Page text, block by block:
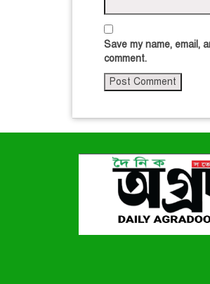
Save my name, email,
comment.